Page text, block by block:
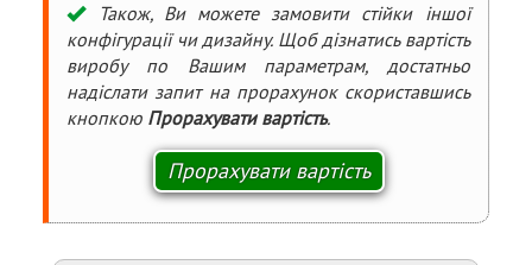
Також, Ви можете замовити стійки іншої
конфігурації чи дизайну. Щоб дізнатись вартість
виробу по Вашим параметрам, достатньо
надіслати запит на прорахунок скориставшись
кнопкою Прорахувати вартість.